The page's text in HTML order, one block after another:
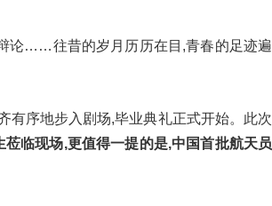
论……往昔的岁月历历在目,青春的足迹遍
有序地步入剧场,毕业典礼正式开始。此次
临现场,更值得一提的是,中国首批航天员